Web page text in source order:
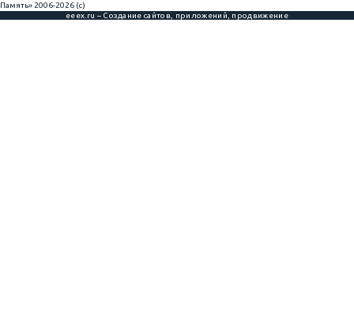
Память» 2006-2026 (с)
eeex.ru – Создание сайтов, приложений, продвижение